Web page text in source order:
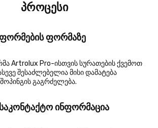
პროცესი
ფორმაზე
Artrolux Pro-ისთვის სურათების ქვემოთ
შესაძლებელია მისი დამატება
გაგრძელება.
ინფორმაცია